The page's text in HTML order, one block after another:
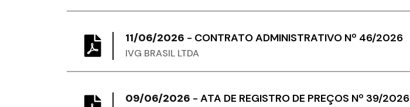
11/06/2026 - CONTRATO ADMINISTRATIVO Nº 46/2026
IVG BRASIL LTDA
09/06/2026 - ATA DE REGISTRO DE PREÇOS Nº 39/2026